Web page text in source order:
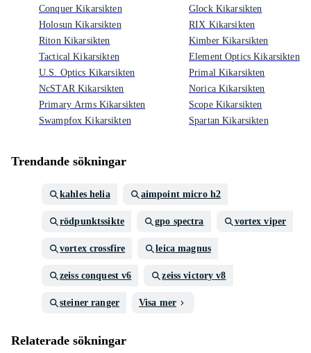
Conquer Kikarsikten
Holosun Kikarsikten
Riton Kikarsikten
Tactical Kikarsikten
U.S. Optics Kikarsikten
NcSTAR Kikarsikten
Primary Arms Kikarsikten
Swampfox Kikarsikten
Glock Kikarsikten
RIX Kikarsikten
Kimber Kikarsikten
Element Optics Kikarsikten
Primal Kikarsikten
Norica Kikarsikten
Scope Kikarsikten
Spartan Kikarsikten
Trendande sökningar
kahles helia aimpoint micro h2
rödpunktssikte gpo spectra vortex viper
vortex crossfire leica magnus
zeiss conquest v6 zeiss victory v8
steiner ranger Visa mer
Relaterade sökningar